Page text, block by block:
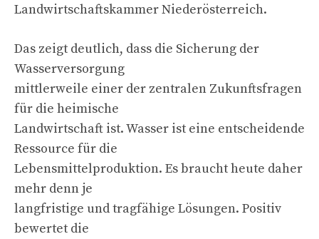
Landwirtschaftskammer Niederösterreich.
Das zeigt deutlich, dass die Sicherung der
Wasserversorgung
mittlerweile einer der zentralen Zukunftsfragen
für die heimische
Landwirtschaft ist. Wasser ist eine entscheidende
Ressource für die
Lebensmittelproduktion. Es braucht heute daher
mehr denn je
langfristige und tragfähige Lösungen. Positiv
bewertet die